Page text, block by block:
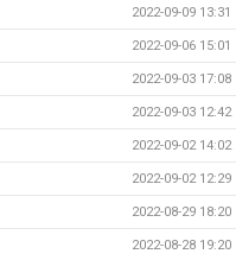
2022-09-09 13:31
2022-09-06 15:01
2022-09-03 17:08
2022-09-03 12:42
2022-09-02 14:02
2022-09-02 12:29
2022-08-29 18:20
2022-08-28 19:20